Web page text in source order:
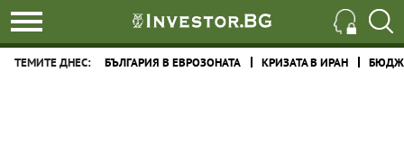
ТЕМИТЕ ДНЕС: БЪЛГАРИЯ В ЕВРОЗОНАТА КРИЗАТА В ИРАН